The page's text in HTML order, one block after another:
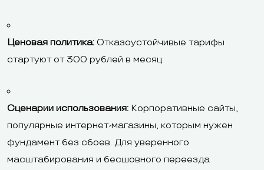
Ценовая политика: Отказоустойчивые тарифы
стартуют от 300 рублей в месяц.
Сценарии использования: Корпоративные сайты,
популярные интернет-магазины, которым нужен
фундамент без сбоев. Для уверенного
масштабирования и бесшовного переезда